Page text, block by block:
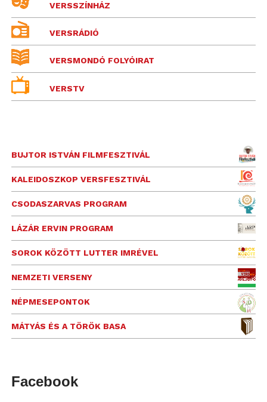
VERSSZÍNHÁZ
VERSRÁDIÓ
VERSMONDÓ FOLYÓIRAT
VERSTV
BUJTOR ISTVÁN FILMFESZTIVÁL
KALEIDOSZKOP VERSFESZTIVÁL
CSODASZARVAS PROGRAM
LÁZÁR ERVIN PROGRAM
SOROK KÖZÖTT LUTTER IMRÉVEL
NEMZETI VERSENY
NÉPMESEPONTOK
MÁTYÁS ÉS A TÖRÖK BASA
Facebook